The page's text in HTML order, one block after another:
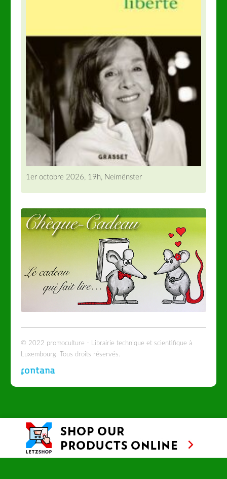
1er octobre 2026, 19h, Neimënster
© 2022 promoculture - Librairie technique et scientifique à
Luxembourg. Tous droits réservés.